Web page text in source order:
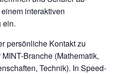
interaktiven
ein.
persönliche Kontakt zu
Branche (Mathematik,
Technik). In Speed-